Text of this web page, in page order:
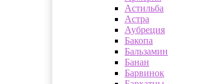
Астильба
Астра
Аубреция
Бакопа
Бальзамин
Банан
Барвинок